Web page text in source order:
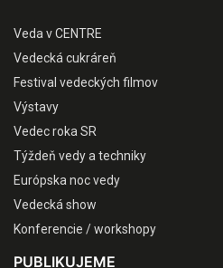
Veda v CENTRE
Vedecká cukráreň
Festival vedeckých filmov
Výstavy
Vedec roka SR
Týždeň vedy a techniky
Európska noc vedy
Vedecká show
Konferencie / workshopy
PUBLIKUJEME